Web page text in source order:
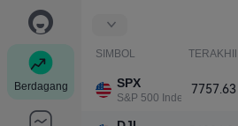
Berdagang
SIMBOL TERAKHIR
SPX
S&P 500 Index
7757.63